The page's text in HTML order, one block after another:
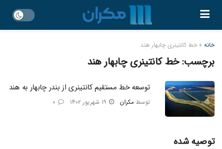
خانه » خط کانتینری چابهار هند
برچسب:خط کانتینری چابهار هند
توسعه خط مستقیم کانتینری از بندر چابهار به هند
توسط مکران
توصیه شده